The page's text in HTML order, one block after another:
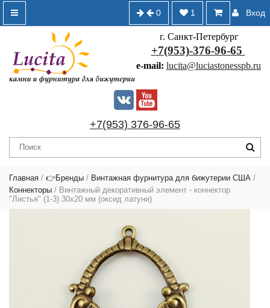
Вход
1
0
г. Санкт-Петербург
+7(953)-376-96-65
e-mail: lucita@luciastonesspb.ru
+7(953) 376-96-65
Главная / 👉Бренды / Винтажная фурнитура для бижутерии США /
Коннекторы / Винтажный декоративный элемент - коннектор
"Листья" (1-3) 30х20 мм (оксид латуни)